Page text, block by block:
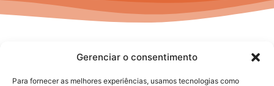
Gerenciar o consentimento
Para fornecer as melhores experiências, usamos tecnologias como